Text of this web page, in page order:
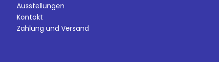
Ausstellungen
Kontakt
Zahlung und Versand